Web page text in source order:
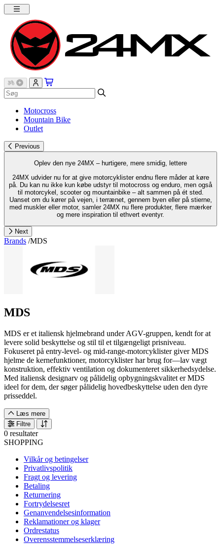
Motocross
Mountain Bike
Outlet
Previous
Oplev den nye 24MX – hurtigere, mere smidig, lettere
24MX udvider nu for at give motorcyklister endnu flere måder at køre
på. Du kan nu ikke kun købe udstyr til motocross og enduro, men også
til motorcykel, scooter og mountainbike – alt sammen på ét sted.
Uanset om du kører på vejen, i terrænet, gennem byen eller på stierne,
med muskler eller motor, samler 24MX nu flere produkter, flere mærker
og mere inspiration til ethvert eventyr.
Next
Brands /MDS
MDS
MDS er et italiensk hjelmebrand under AGV-gruppen, kendt for at
levere solid beskyttelse og stil til et tilgængeligt prisniveau.
Fokuseret på entry-level- og mid-range-motorcyklister giver MDS
hjelme de kernefunktioner, motorcyklister har brug for—lav vægt
konstruktion, effektiv ventilation og dokumenteret sikkerhedsydelse.
Med italiensk designarv og pålidelig opbygningskvalitet er MDS
ideel for dem, der søger pålidelig hovedbeskyttelse uden den dyre
prisseddel.
Læs mere
Filtre
0 resultater
SHOPPING
Vilkår og betingelser
Privatlivspolitik
Fragt og levering
Betaling
Returnering
Fortrydelsesret
Genanvendelsesinformation
Reklamationer og klager
Ordrestatus
Overensstemmelseserklæring